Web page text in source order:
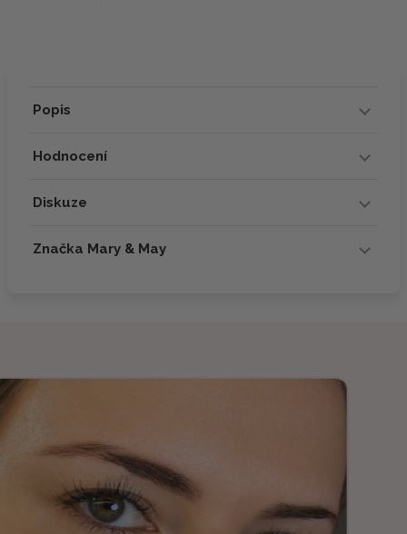
Popis
Hodnocení
Diskuze
Značka Mary & May